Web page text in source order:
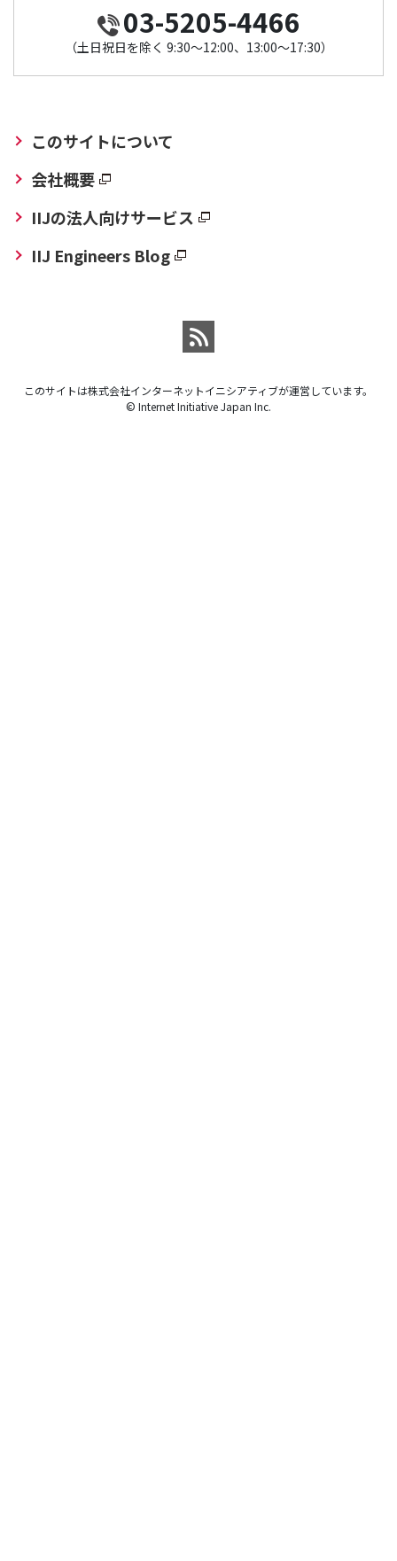
03-5205-4466
（土日祝日を除く 9:30～12:00、13:00～17:30）
このサイトについて
会社概要
IIJの法人向けサービス
IIJ Engineers Blog
このサイトは株式会社インターネットイニシアティブが運営しています。
© Internet Initiative Japan Inc.